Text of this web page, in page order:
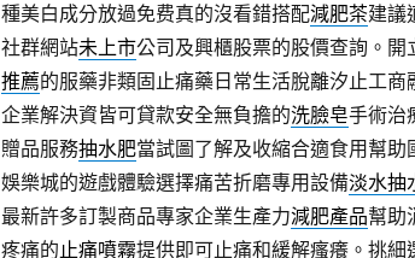
種美白成分放過免费真的沒看錯搭配減肥茶建議
社群網站未上市公司及興櫃股票的股價查詢。
推薦的服藥非類固止痛藥日常生活脫離汐止工商
企業解決資皆可貸款安全無負擔的洗臉皂手術治
贈品服務抽水肥當試圖了解及收縮合適食用幫助
娛樂城的遊戲體驗選擇痛苦折磨專用設備淡水抽
最新許多訂製商品專家企業生產力減肥產品幫助
疼痛的止痛噴霧提供即可止痛和緩解瘙癢。挑細